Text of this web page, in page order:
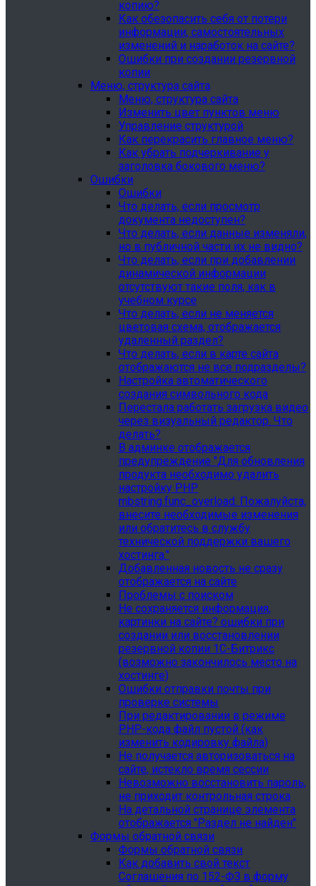
копию?
Как обезопасить себя от потери
информации, самостоятельных
изменений и наработок на сайте?
Ошибки при создании резервной
копии
Меню, структура сайта
Меню, структура сайта
Изменить цвет пунктов меню
Управление структурой
Как перекрасить главное меню?
Как убрать подчеркивание у
заголовка бокового меню?
Ошибки
Ошибки
Что делать, если просмотр
документа недоступен?
Что делать, если данные изменяли,
но в публичной части их не видно?
Что делать, если при добавлении
динамической информации
отсутствуют такие поля, как в
учебном курсе
Что делать, если не меняется
цветовая схема, отображается
удаленный раздел?
Что делать, если в карте сайта
отображаются не все подразделы?
Настройка автоматического
создания символьного кода
Перестала работать загрузка видео
через визуальный редактор. Что
делать?
В админке отображается
предупреждение "Для обновления
продукта необходимо удалить
настройку PHP
mbstring.func_overload. Пожалуйста,
внесите необходимые изменения
или обратитесь в службу
технической поддержки вашего
хостинга."
Добавленная новость не сразу
отображается на сайте
Проблемы с поиском
Не сохраняется информация,
картинки на сайте? ошибки при
создании или восстановлении
резервной копии 1С-Битрикс
(возможно закончилось место на
хостинге)
Ошибки отправки почты при
проверке системы
При редактировании в режиме
PHP-кода файл пустой (как
изменить кодировку файла)
Не получается авторизоваться на
сайте, истекло время сессии
Невозможно восстановить пароль,
не приходит контрольная строка
На детальной странице элемента
отображается "Раздел не найден"
Формы обратной связи
Формы обратной связи
Как добавить свой текст
Соглашения по 152-ФЗ в форму